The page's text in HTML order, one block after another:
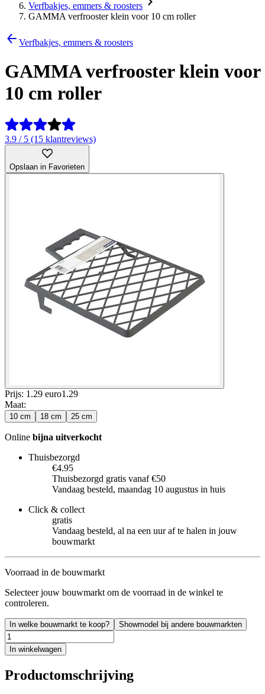
Verfbakjes, emmers & roosters
GAMMA verfrooster klein voor 10 cm roller
Verfbakjes, emmers & roosters
GAMMA verfrooster klein voor
10 cm roller
3.9 / 5 (15 klantreviews)
Opslaan in Favorieten
Prijs: 1.29 euro1 .29
Maat:
10 cm 18 cm 25 cm
Online bijna uitverkocht
Thuisbezorgd
€4.95
Thuisbezorgd gratis vanaf €50
Vandaag besteld, maandag 10 augustus in huis
Click & collect
gratis
Vandaag besteld, al na een uur af te halen in jouw
bouwmarkt
Voorraad in de bouwmarkt
Selecteer jouw bouwmarkt om de voorraad in de winkel te
controleren.
In welke bouwmarkt te koop? Showmodel bij andere bouwmarkten
In winkelwagen
Productomschrijving